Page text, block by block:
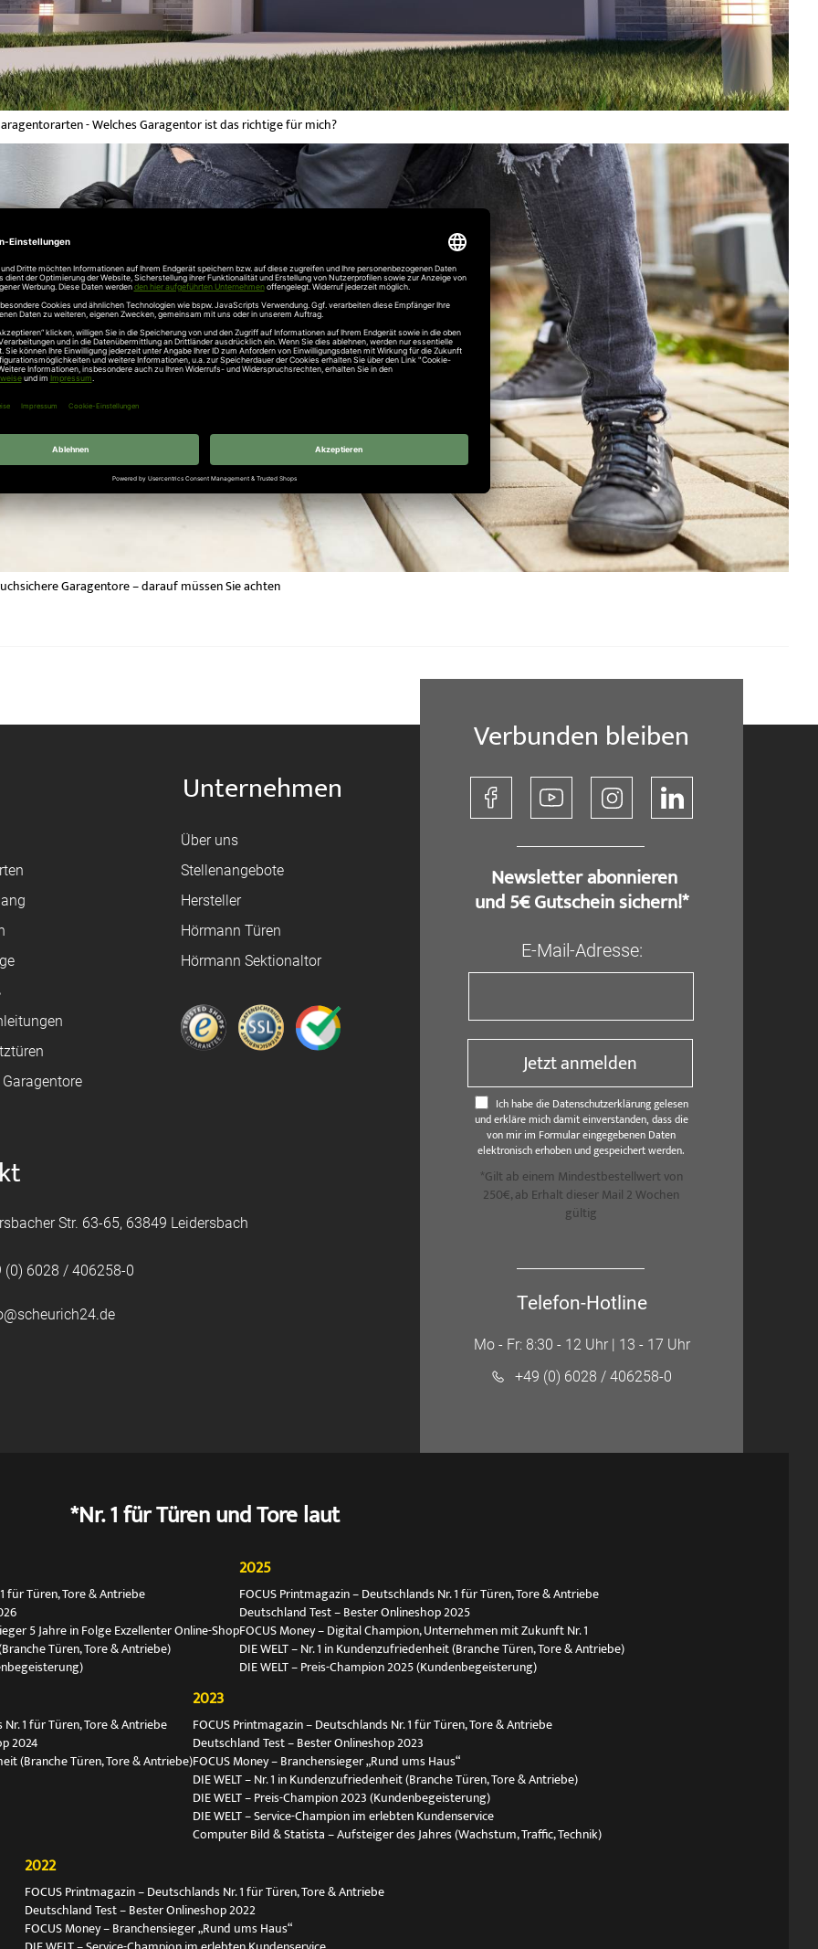
- Welches Garagentor ist das richtige für mich?
Garagentore – darauf müssen Sie achten
Unternehmen
Über uns
Stellenangebote
Hersteller
Hörmann Türen
Hörmann Sektionaltor
Str. 63-65, 63849 Leidersbach
(0) 6028 / 406258-0
Verbunden bleiben
​ Newsletter abonnieren
und 5€ Gutschein sichern!*
E-Mail-Adresse:
Jetzt anmelden
Ich habe die Datenschutzerklärung gelesen
und erkläre mich damit einverstanden, dass die
von mir im Formular eingegebenen Daten
elektronisch erhoben und gespeichert werden.
*Gilt ab einem Mindestbestellwert von
250€, ab Erhalt dieser Mail 2 Wochen
gültig
Telefon-Hotline
Mo - Fr: 8:30 - 12 Uhr | 13 - 17 Uhr
+49 (0) 6028 / 406258-0
*Nr. 1 für Türen und Tore laut
für Türen, Tore & Antriebe
5 Jahre in Folge Exzellenter Online-Shop
Türen, Tore & Antriebe)
2025
FOCUS Printmagazin – Deutschlands Nr. 1 für Türen, Tore & Antriebe
Deutschland Test – Bester Onlineshop 2025
FOCUS Money – Digital Champion, Unternehmen mit Zukunft Nr. 1
DIE WELT – Nr. 1 in Kundenzufriedenheit (Branche Türen, Tore & Antriebe)
DIE WELT – Preis-Champion 2025 (Kundenbegeisterung)
1 für Türen, Tore & Antriebe
2024
(Branche Türen, Tore & Antriebe)
2023
FOCUS Printmagazin – Deutschlands Nr. 1 für Türen, Tore & Antriebe
Deutschland Test – Bester Onlineshop 2023
FOCUS Money – Branchensieger „Rund ums Haus“
DIE WELT – Nr. 1 in Kundenzufriedenheit (Branche Türen, Tore & Antriebe)
DIE WELT – Preis-Champion 2023 (Kundenbegeisterung)
DIE WELT – Service-Champion im erlebten Kundenservice
Computer Bild & Statista – Aufsteiger des Jahres (Wachstum, Traffic, Technik)
2022
FOCUS Printmagazin – Deutschlands Nr. 1 für Türen, Tore & Antriebe
Deutschland Test – Bester Onlineshop 2022
FOCUS Money – Branchensieger „Rund ums Haus“